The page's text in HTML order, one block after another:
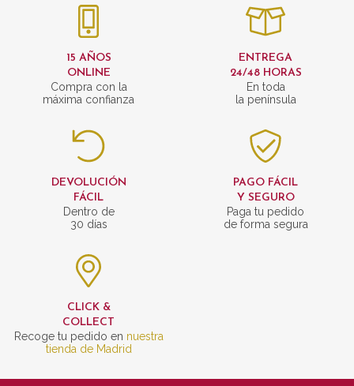
15 AÑOS
ONLINE
Compra con la
máxima confianza
ENTREGA
24/48 HORAS
En toda
la península
DEVOLUCIÓN
FÁCIL
Dentro de
30 días
PAGO FÁCIL
Y SEGURO
Paga tu pedido
de forma segura
CLICK &
COLLECT
Recoge tu pedido en nuestra
tienda de Madrid